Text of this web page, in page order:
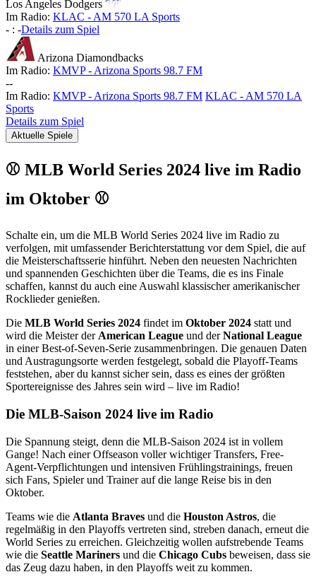
Los Angeles Dodgers
Im Radio: KLAC - AM 570 LA Sports
- : -Details zum Spiel
Arizona Diamondbacks
Im Radio: KMVP - Arizona Sports 98.7 FM
--
Im Radio: KMVP - Arizona Sports 98.7 FM KLAC - AM 570 LA
Sports
Details zum Spiel
Aktuelle Spiele
⚾ MLB World Series 2024 live im Radio
im Oktober ⚾
Schalte ein, um die MLB World Series 2024 live im Radio zu
verfolgen, mit umfassender Berichterstattung vor dem Spiel, die auf
die Meisterschaftsserie hinführt. Neben den neuesten Nachrichten
und spannenden Geschichten über die Teams, die es ins Finale
schaffen, kannst du auch eine Auswahl klassischer amerikanischer
Rocklieder genießen.
Die MLB World Series 2024 findet im Oktober 2024 statt und
wird die Meister der American League und derNational League
in einer Best-of-Seven-Serie zusammenbringen. Die genauen Daten
und Austragungsorte werden festgelegt, sobald die Playoff-Teams
feststehen, aber du kannst sicher sein, dass es eines der größten
Sportereignisse des Jahres sein wird – live im Radio!
Die MLB-Saison 2024 live im Radio
Die Spannung steigt, denn die MLB-Saison 2024 ist in vollem
Gange! Nach einer Offseason voller wichtiger Transfers, Free-
Agent-Verpflichtungen und intensiven Frühlingstrainings, freuen
sich Fans, Spieler und Trainer auf die lange Reise bis in den
Oktober.
Teams wie die Atlanta Braves und die Houston Astros, die
regelmäßig in den Playoffs vertreten sind, streben danach, erneut die
World Series zu erreichen. Gleichzeitig wollen aufstrebende Teams
wie die Seattle Mariners und die Chicago Cubs beweisen, dass sie
das Zeug dazu haben, in den Playoffs weit zu kommen.